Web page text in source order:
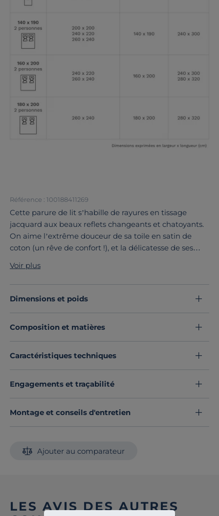
Référence : 100188411269
Cette parure de lit s’habille de rayures en tissage
jacquard aux beaux reflets changeants et chatoyants.
On aime l’extrême douceur de sa toile en satin de
coton (un rêve de confort !), et la délicatesse de ses
danse et créent un décor digne des plus grands hôtels.
Zoomez … et admirez !
Découvrez toute notre sélection :
Voir plus
Dimensions et poids
Composition et matières
Caractéristiques techniques
Engagements et traçabilité
Montage et conseils d'entretien
Ajouter au comparateur
LES AVIS DES AUTRES